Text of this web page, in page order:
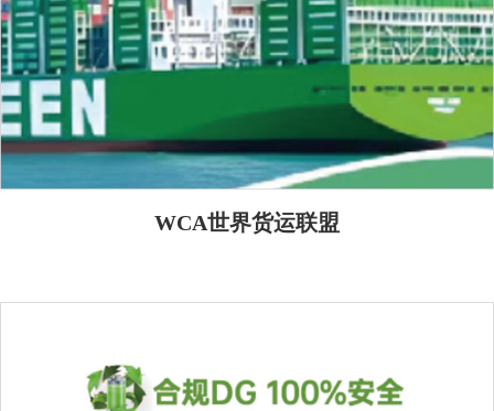
WCA世界货运联盟
——